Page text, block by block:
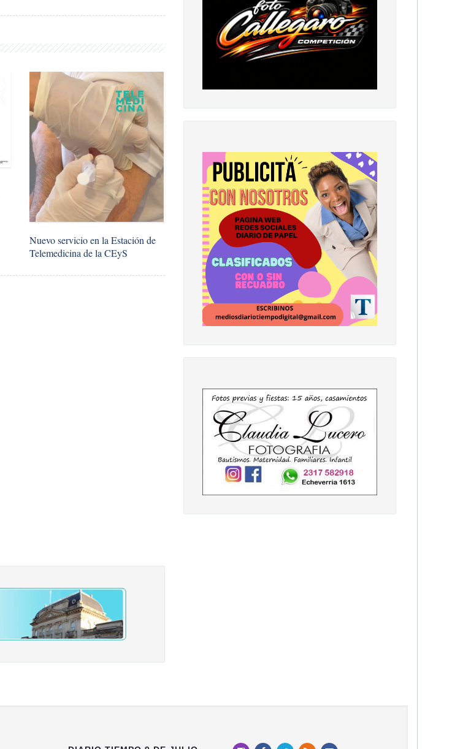
Nuevo servicio en la Estación de
Telemedicina de la CEyS